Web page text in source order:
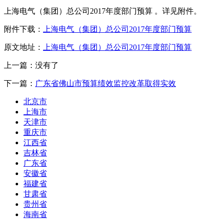
上海电气（集团）总公司2017年度部门预算 。详见附件。
附件下载： 上海电气（集团）总公司2017年度部门预算
原文地址： 上海电气（集团）总公司2017年度部门预算
上一篇：没有了
下一篇： 广东省佛山市预算绩效监控改革取得实效
北京市
上海市
天津市
重庆市
江西省
吉林省
广东省
安徽省
福建省
甘肃省
贵州省
海南省